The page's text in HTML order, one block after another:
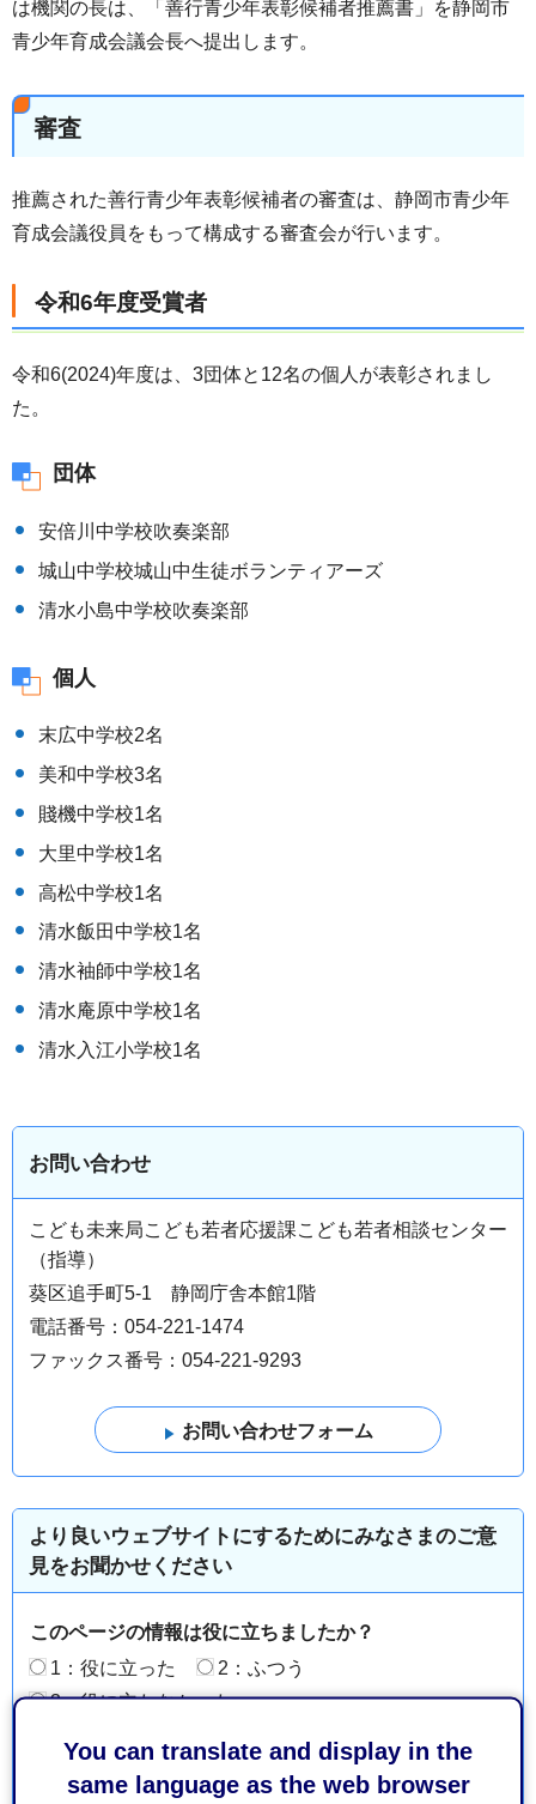
You can translate and display in the
same language as the web browser
は機関の長は、「善行青少年表彰候補者推薦書」を静岡市
青少年育成会議会長へ提出します。
審査
推薦された善行青少年表彰候補者の審査は、静岡市青少年
育成会議役員をもって構成する審査会が行います。
令和6年度受賞者
令和6(2024)年度は、3団体と12名の個人が表彰されまし
た。
団体
安倍川中学校吹奏楽部
城山中学校城山中生徒ボランティアーズ
清水小島中学校吹奏楽部
個人
末広中学校2名
美和中学校3名
賤機中学校1名
大里中学校1名
高松中学校1名
清水飯田中学校1名
清水袖師中学校1名
清水庵原中学校1名
清水入江小学校1名
お問い合わせ
こども未来局こども若者応援課こども若者相談センター
（指導）
葵区追手町5-1 静岡庁舎本館1階
電話番号：054-221-1474
ファックス番号：054-221-9293
より良いウェブサイトにするためにみなさまのご意
見をお聞かせください
このページの情報は役に立ちましたか？
1：役に立った
2：ふつう
3：役に立たなかった
このページの情報は見つけやすかったですか？
1：見つけやすかった
2：ふつう